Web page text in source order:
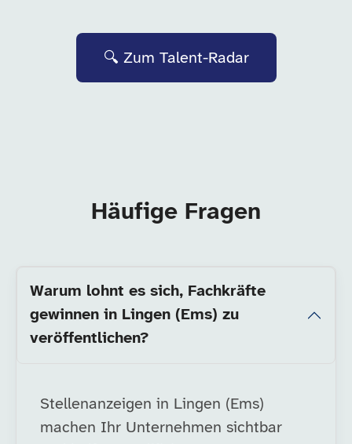
🔍 Zum Talent-Radar
Häufige Fragen
Warum lohnt es sich, Fachkräfte
gewinnen in Lingen (Ems) zu
veröffentlichen?
Stellenanzeigen in Lingen (Ems)
machen Ihr Unternehmen sichtbar